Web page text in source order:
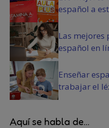
español a
Las
español en
Enseñar
trabajar el
Aquí se habla de...